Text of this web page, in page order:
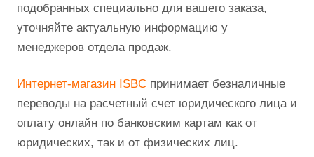
подобранных специально для вашего заказа,
уточняйте актуальную информацию у
менеджеров отдела продаж.
Интернет-магазин ISBC принимает безналичные
переводы на расчетный счет юридического лица и
оплату онлайн по банковским картам как от
юридических, так и от физических лиц.